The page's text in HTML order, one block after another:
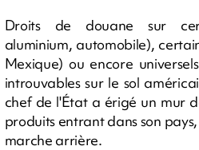
Droits de douane sur
aluminium, automobile),
Mexique) ou encore
introuvables sur le sol
chef de l'État a érigé un mur
produits entrant dans son
marche arrière.